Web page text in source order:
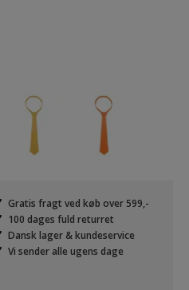
Gratis fragt ved køb over 599,-
100 dages fuld returret
Dansk lager & kundeservice
Vi sender alle ugens dage